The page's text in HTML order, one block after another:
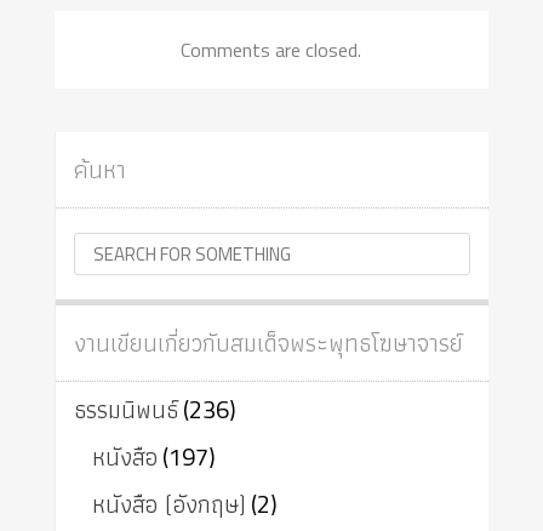
Comments are closed.
ค้นหา
งานเขียนเกี่ยวกับสมเด็จพระพุทธโฆษาจารย์
ธรรมนิพนธ์(236)
หนังสือ(197)
หนังสือ (อังกฤษ) (2)